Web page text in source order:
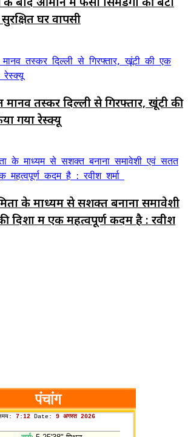
घर वापसी
तस्कर दिल्ली से गिरफ्तार, खूंटी की
गया रेस्क्यू
के माध्यम से सशक्त बनाना समावेशी
दिशा में एक महत्वपूर्ण कदम है : रवीश